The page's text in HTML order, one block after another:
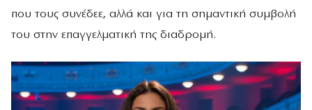
που τους συνέδεε, αλλά και για τη σημαντική συμβολή
του στην επαγγελματική της διαδρομή.